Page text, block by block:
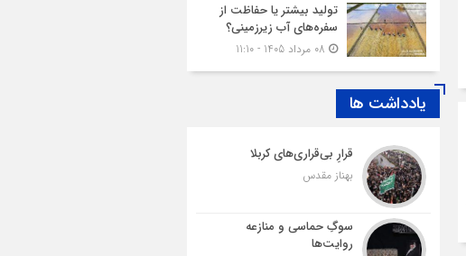
تولید بیشتر یا حفاظت از
سفره‌های آب زیرزمینی؟
یادداشت ها
قرارِ بی‌قراری‌های کربلا
بهناز مقدس
سوگِ حماسی و منازعه
روایت‌ها